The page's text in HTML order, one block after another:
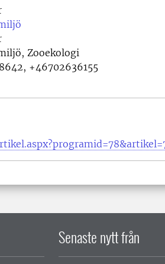
Zooekologi
+46702636155
Senaste nytt från